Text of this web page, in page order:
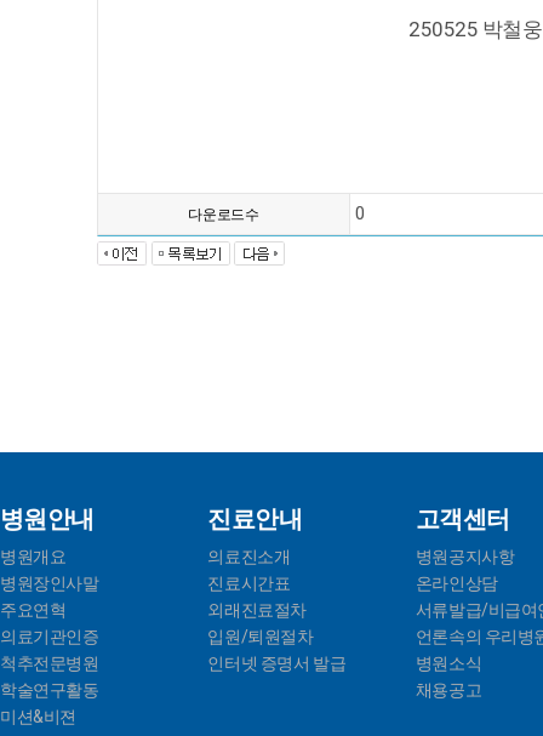
250525 박철
다운로드수 0
병원안내
병원개요
병원장인사말
주요연혁
의료기관인증
척추전문병원
학술연구활동
미션&비젼
진료안내
의료진소개
진료시간표
외래진료절차
입원/퇴원절차
인터넷 증명서 발급
고객센터
병원공지사항
온라인상담
서류발급/비급여
언론속의 우리병
병원소식
채용공고